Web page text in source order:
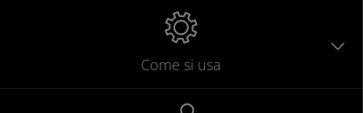
Come si usa